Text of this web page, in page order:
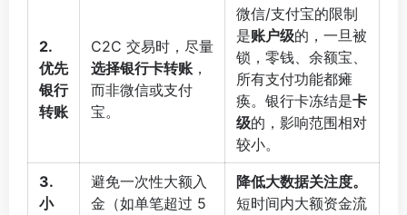
2.
优先
银行
转账
C2C 交易时，尽量
选择银行卡转账 ，
而非微信或支付
宝。
微信/支付宝的限制
是账户级的，一旦被
锁，零钱、余额宝、
所有支付功能都瘫
痪。银行卡冻结是卡
级的，影响范围相对
较小。
3.
小
避免一次性大额入
金（如单笔超过 5
降低大数据关注度。
短时间内大额资金流